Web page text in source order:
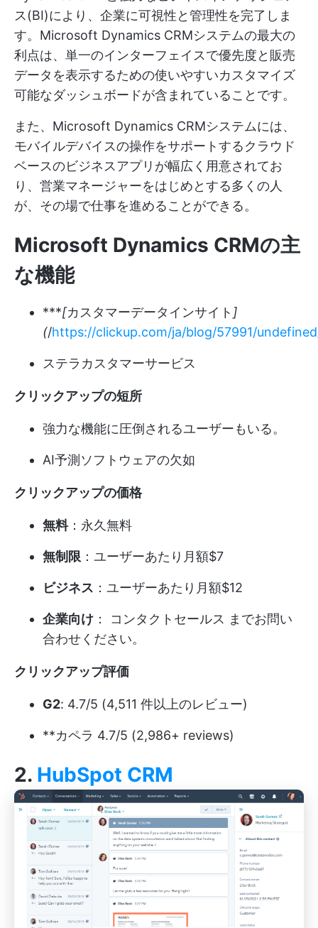
ス(BI)により、企業に可視性と管理性を完了しま
す。Microsoft Dynamics CRMシステムの最大の
利点は、単一のインターフェイスで優先度と販売
データを表示するための使いやすいカスタマイズ
可能なダッシュボードが含まれていることです。
また、Microsoft Dynamics CRMシステムには、
モバイルデバイスの操作をサポートするクラウド
ベースのビジネスアプリが幅広く用意されてお
り、営業マネージャーをはじめとする多くの人
が、その場で仕事を進めることができる。
Microsoft Dynamics CRMの主
な機能
***[カスタマーデータインサイト ]
(/https://clickup.com/ja/blog/57991/
ステラカスタマーサービス
クリックアップの短所
強力な機能に圧倒されるユーザーもいる。
AI予測ソフトウェアの欠如
クリックアップの価格
無料：永久無料
無制限 ：ユーザーあたり月額$7
ビジネス ：ユーザーあたり月額$12
企業向け ： コンタクトセールス までお問い
合わせください。
クリックアップ評価
G2: 4.7/5 (4,511 件以上のレビュー)
**カペラ 4.7/5 (2,986+ reviews)
2. HubSpot CRM